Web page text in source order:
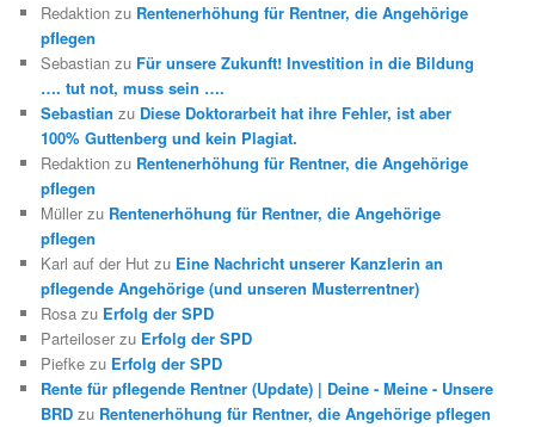
Redaktion zu Rentenerhöhung für Rentner, die Angehörige
pflegen
Sebastian zu Für unsere Zukunft! Investition in die Bildung
…. tut not, muss sein ….
Sebastian zu Diese Doktorarbeit hat ihre Fehler, ist aber
100% Guttenberg und kein Plagiat.
Redaktion zu Rentenerhöhung für Rentner, die Angehörige
pflegen
Müller zu Rentenerhöhung für Rentner, die Angehörige
pflegen
Karl auf der Hut zu Eine Nachricht unserer Kanzlerin an
pflegende Angehörige (und unseren Musterrentner)
Rosa zu Erfolg der SPD
Parteiloser zu Erfolg der SPD
Piefke zu Erfolg der SPD
Rente für pflegende Rentner (Update) | Deine - Meine - Unsere
BRD zu Rentenerhöhung für Rentner, die Angehörige pflegen